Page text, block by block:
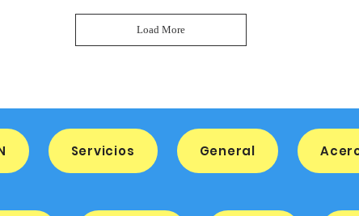
Load More
Servicios General